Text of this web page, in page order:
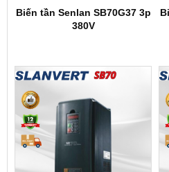
Biến tần Senlan SB70G37 3p
380V